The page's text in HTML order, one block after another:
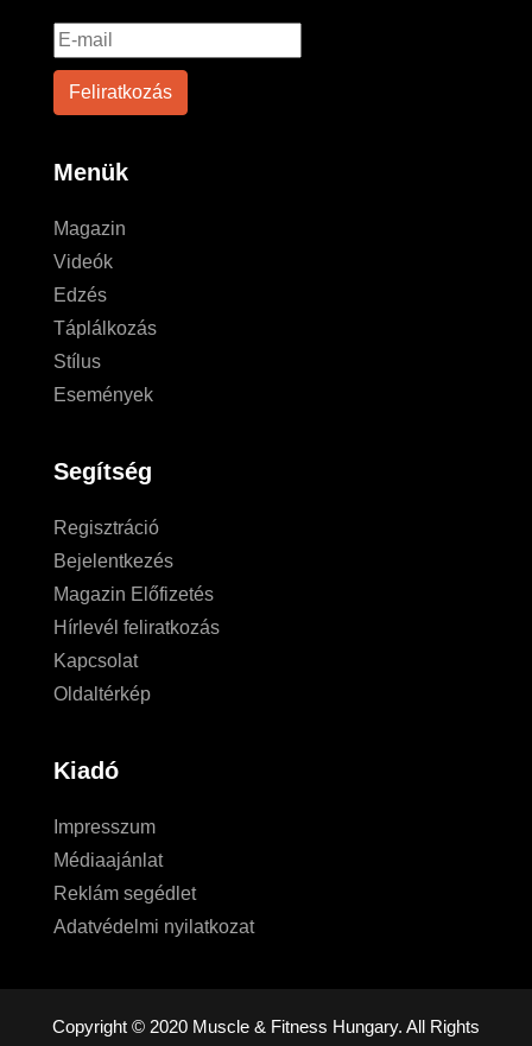
Menük
Magazin
Videók
Edzés
Táplálkozás
Stílus
Események
Segítség
Regisztráció
Bejelentkezés
Magazin Előfizetés
Hírlevél feliratkozás
Kapcsolat
Oldaltérkép
Kiadó
Impresszum
Médiaajánlat
Reklám segédlet
Adatvédelmi nyilatkozat
Copyright © 2020 Muscle & Fitness Hungary. All Rights